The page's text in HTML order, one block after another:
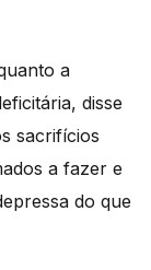
a
disse
sacrifícios
a fazer e
do que